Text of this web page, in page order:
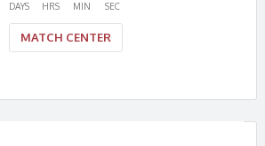
DAYS HRS MIN SEC
MATCH CENTER